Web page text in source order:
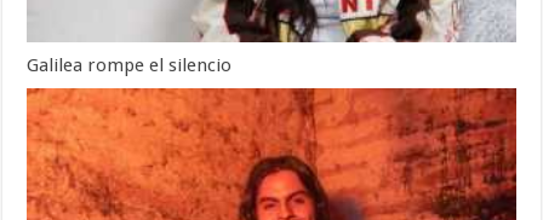
Galilea rompe el silencio